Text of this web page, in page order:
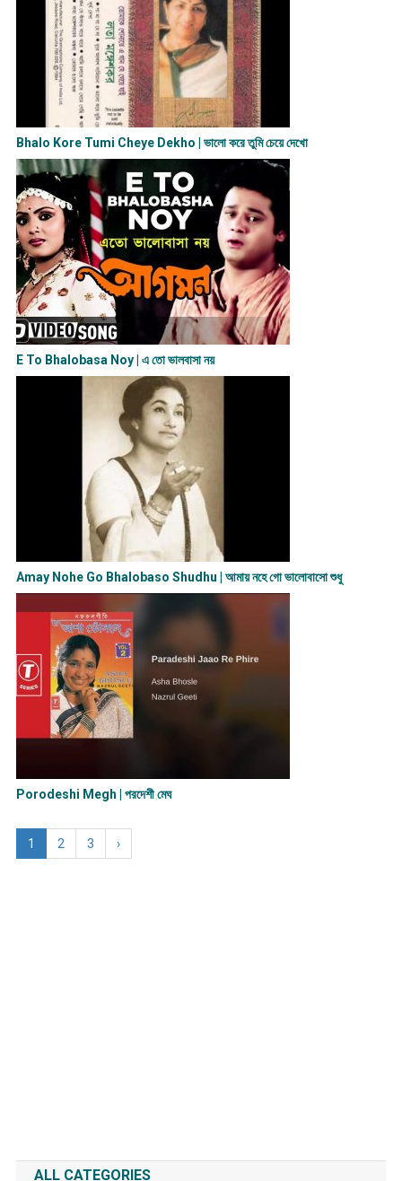
Bhalo Kore Tumi Cheye Dekho | ভালো করে তুমি চেয়ে দেখো
E To Bhalobasa Noy | এ তো ভালবাসা ন​য়
Amay Nohe Go Bhalobaso Shudhu | আমায় নহে গো ভালোবাসো শুধু
Porodeshi Megh | পরদেশী মেঘ
1 2 3 ›
ALL CATEGORIES